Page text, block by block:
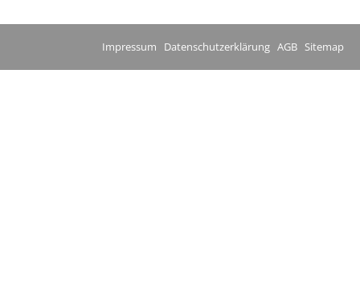
Impressum Datenschutzerklärung AGB Sitemap